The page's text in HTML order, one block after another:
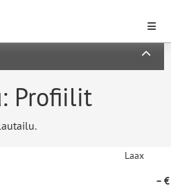
Profiilit
Laax
– €